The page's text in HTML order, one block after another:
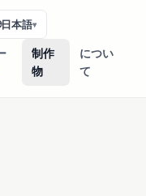
制作
物
につい
て
日本語▾